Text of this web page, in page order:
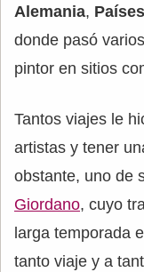
Alemania,
donde pasó
pintor en sitios
Tantos viajes le
artistas y tener
obstante, uno de
Giordano, cuyo
larga temporada
tanto viaje y a